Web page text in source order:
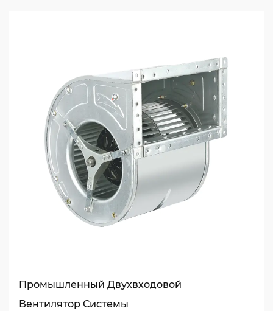
Промышленный Двухвходовой
Вентилятор Системы